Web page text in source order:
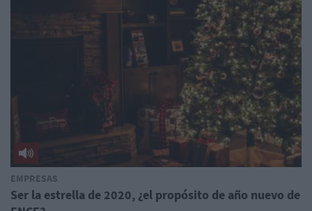
EMPRESAS
Ser la estrella de 2020, ¿el propósito de año nuevo de